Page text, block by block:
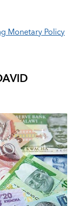
Monetary Policy